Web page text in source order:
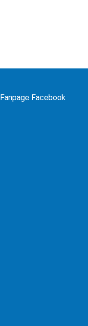
Fanpage Facebook